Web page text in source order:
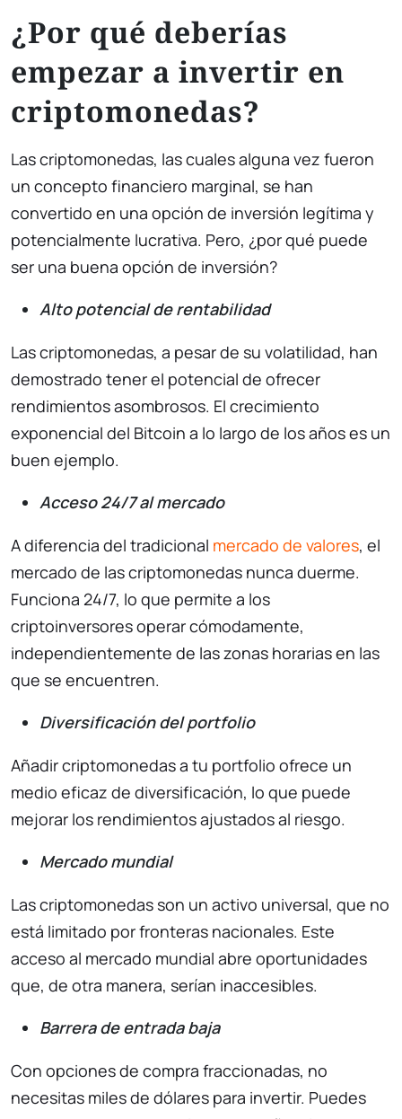
¿Por qué deberías
empezar a invertir en
criptomonedas?
Las criptomonedas, las cuales alguna vez fueron
un concepto financiero marginal, se han
convertido en una opción de inversión legítima y
potencialmente lucrativa. Pero, ¿por qué puede
ser una buena opción de inversión?
Alto potencial de rentabilidad
Las criptomonedas, a pesar de su volatilidad, han
demostrado tener el potencial de ofrecer
rendimientos asombrosos. El crecimiento
exponencial del Bitcoin a lo largo de los años es un
buen ejemplo.
Acceso 24/7 al mercado
A diferencia del tradicional mercado de valores, el
mercado de las criptomonedas nunca duerme.
Funciona 24/7, lo que permite a los
criptoinversores operar cómodamente,
independientemente de las zonas horarias en las
que se encuentren.
Diversificación del portfolio
Añadir criptomonedas a tu portfolio ofrece un
medio eficaz de diversificación, lo que puede
mejorar los rendimientos ajustados al riesgo.
Mercado mundial
Las criptomonedas son un activo universal, que no
está limitado por fronteras nacionales. Este
acceso al mercado mundial abre oportunidades
que, de otra manera, serían inaccesibles.
Barrera de entrada baja
Con opciones de compra fraccionadas, no
necesitas miles de dólares para invertir. Puedes